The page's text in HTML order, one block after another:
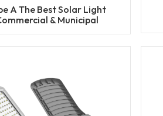
A The Best Solar Light
& Municipal